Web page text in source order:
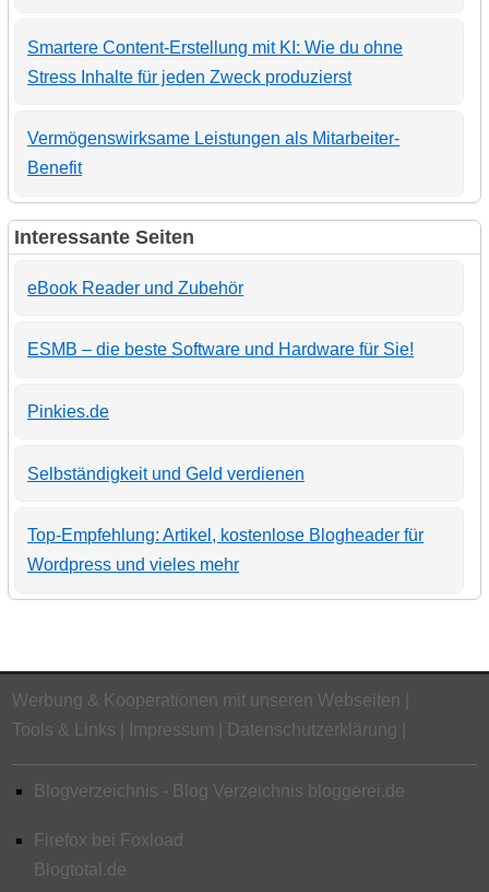
Smartere Content-Erstellung mit KI: Wie du ohne
Stress Inhalte für jeden Zweck produzierst
Vermögenswirksame Leistungen als Mitarbeiter-
Benefit
Interessante Seiten
eBook Reader und Zubehör
ESMB – die beste Software und Hardware für Sie!
Pinkies.de
Selbständigkeit und Geld verdienen
Top-Empfehlung: Artikel, kostenlose Blogheader für
Wordpress und vieles mehr
Werbung & Kooperationen mit unseren Webseiten
Tools & Links
Impressum Datenschutzerklärung
Blogverzeichnis - Blog Verzeichnis bloggerei.de
Firefox bei Foxload
Blogtotal.de